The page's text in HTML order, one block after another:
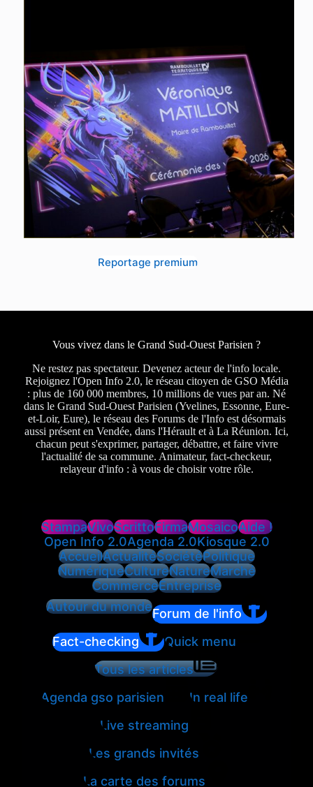
Reportage premium
Vous vivez dans le Grand Sud-Ouest Parisien ?
Ne restez pas spectateur. Devenez acteur de l'info locale.
Rejoignez l'Open Info 2.0, le réseau citoyen de GSO Média
: plus de 160 000 membres, 10 millions de vues par an. Né
dans le Grand Sud-Ouest Parisien (Yvelines, Essonne, Eure-
et-Loir, Eure), le réseau des Forums de l'Info est désormais
aussi présent en Vendée, dans l'Hérault et à La Réunion. Ici,
chacun peut s'exprimer, partager, débattre, et faire vivre
l'actualité de sa commune. Animateur, fact-checkeur,
relayeur d'info : à vous de choisir votre rôle.
StampaVivoScrittoFirmaMosaicoAide !
Open Info 2.0Agenda 2.0Kiosque 2.0
AccueilActualitéSociétéPolitique
NumériqueCultureNatureMarché
CommerceEntreprise
Autour du mondeForum de l'info
Fact-checking
Quick menu
Tous les articles
Agenda gso parisien
In real life
Live streaming
Les grands invités
La carte des forums